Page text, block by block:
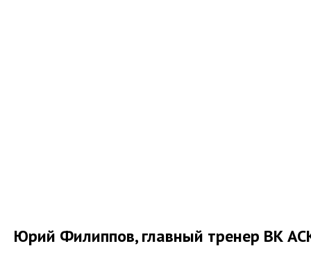
Юрий Филиппов, главный тренер ВК